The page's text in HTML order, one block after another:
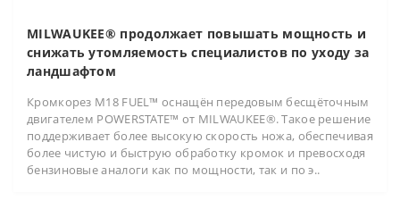
MILWAUKEE® продолжает повышать мощность и
снижать утомляемость специалистов по уходу за
ландшафтом
Кромкорез M18 FUEL™ оснащён передовым бесщёточным
двигателем POWERSTATE™ от MILWAUKEE®. Такое решение
поддерживает более высокую скорость ножа, обеспечивая
более чистую и быструю обработку кромок и превосходя
бензиновые аналоги как по мощности, так и по э..